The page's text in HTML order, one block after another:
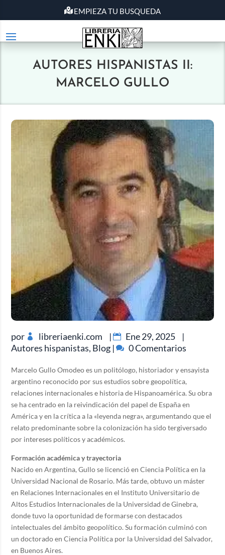
EMPIEZA TU BUSQUEDA
AUTORES HISPANISTAS II:
MARCELO GULLO
por libreriaenki.com | Ene 29, 2025
|
Autores hispanistas, Blog | 0 Comentarios
Marcelo Gullo Omodeo es un politólogo, historiador y ensayista
argentino reconocido por sus estudios sobre geopolítica,
relaciones internacionales e historia de Hispanoamérica. Su obra
se ha centrado en la reivindicación del papel de España en
América y en la crítica a la «leyenda negra», argumentando que el
relato predominante sobre la colonización ha sido tergiversado
por intereses políticos y académicos.
Formación académica y trayectoria
Nacido en Argentina, Gullo se licenció en Ciencia Política en la
Universidad Nacional de Rosario. Más tarde, obtuvo un máster
en Relaciones Internacionales en el Instituto Universitario de
Altos Estudios Internacionales de la Universidad de Ginebra,
donde tuvo la oportunidad de formarse con destacados
intelectuales del ámbito geopolítico. Su formación culminó con
un doctorado en Ciencia Política por la Universidad del Salvador,
en Buenos Aires.